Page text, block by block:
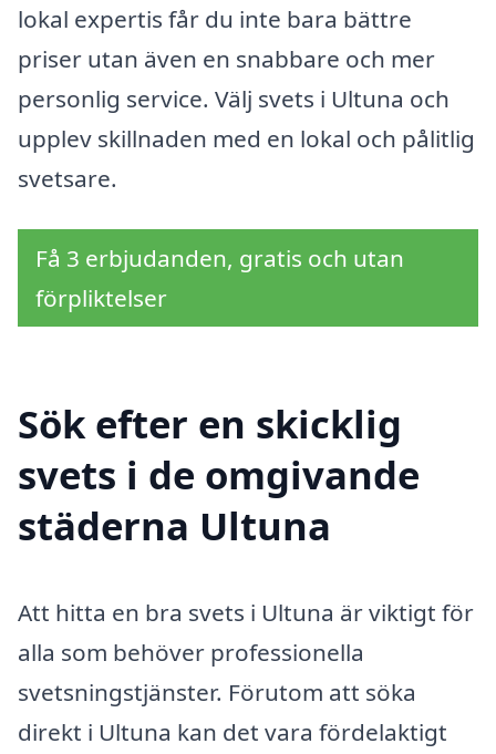
lokal expertis får du inte bara bättre
priser utan även en snabbare och mer
personlig service. Välj svets i Ultuna och
upplev skillnaden med en lokal och pålitlig
svetsare.
Få 3 erbjudanden, gratis och utan
förpliktelser
Sök efter en skicklig
svets i de omgivande
städerna Ultuna
Att hitta en bra svets i Ultuna är viktigt för
alla som behöver professionella
svetsningstjänster. Förutom att söka
direkt i Ultuna kan det vara fördelaktigt